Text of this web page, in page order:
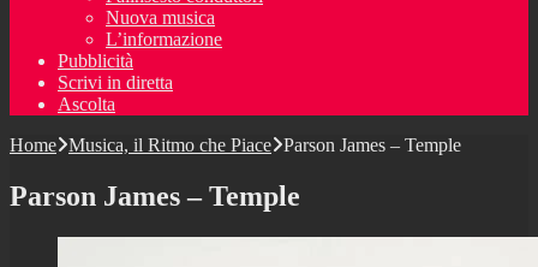
Nuova musica
L’informazione
Pubblicità
Scrivi in diretta
Ascolta
Home Musica, il Ritmo che Piace Parson James – Temple
Parson James – Temple